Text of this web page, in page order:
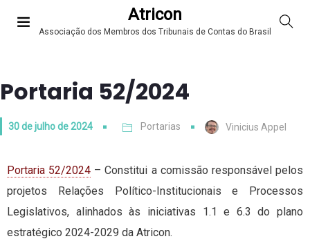
Atricon
Associação dos Membros dos Tribunais de Contas do Brasil
Portaria 52/2024
30 de julho de 2024 Portarias Vinicius Appel
Portaria 52/2024 – Constitui a comissão responsável pelos
projetos Relações Político-Institucionais e Processos
Legislativos, alinhados às iniciativas 1.1 e 6.3 do plano
estratégico 2024-2029 da Atricon.